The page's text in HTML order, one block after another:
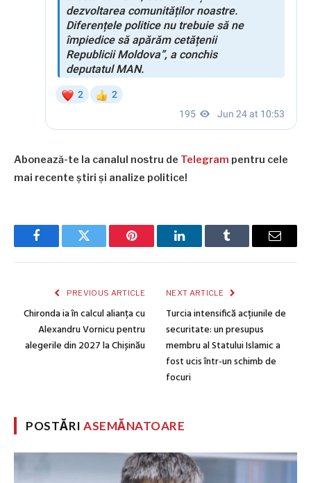
Abonează-te la canalul nostru de Telegram pentru cele
mai recente știri și analize politice!
FacebookTwitter Pinterest LinkedInTumblr Email
PREVIOUS ARTICLE
Chironda ia în calcul alianța cu
Alexandru Vornicu pentru
alegerile din 2027 la Chișinău
NEXT ARTICLE
Turcia intensifică acțiunile de
securitate: un presupus
membru al Statului Islamic a
fost ucis într-un schimb de
focuri
POSTĂRIASEMĂNATOARE